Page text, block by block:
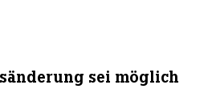
sei möglich